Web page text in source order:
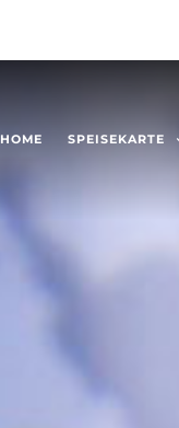
HOME SPEISEKARTE